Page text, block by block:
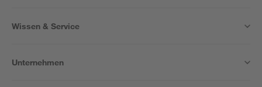
Wissen & Service
Unternehmen